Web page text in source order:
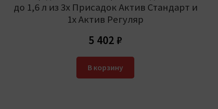
до 1,6 л из 3х Присадок Актив Стандарт и
1х Актив Регуляр
5 402 ₽
В корзину